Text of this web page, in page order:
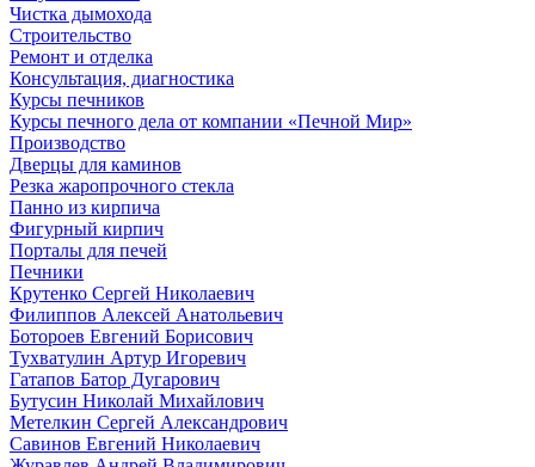
Чистка дымохода
Строительство
Ремонт и отделка
Консультация, диагностика
Курсы печников
Курсы печного дела от компании «Печной Мир»
Производство
Дверцы для каминов
Резка жаропрочного стекла
Панно из кирпича
Фигурный кирпич
Порталы для печей
Печники
Крутенко Сергей Николаевич
Филиппов Алексей Анатольевич
Ботороев Евгений Борисович
Тухватулин Артур Игоревич
Гатапов Батор Дугарович
Бутусин Николай Михайлович
Метелкин Сергей Александрович
Савинов Евгений Николаевич